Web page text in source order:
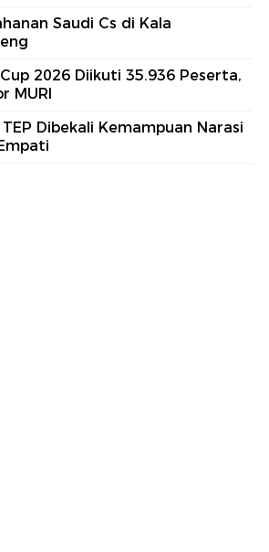
Saudi Cs di Kala
2026 Diikuti 35.936 Peserta,
MURI
Dibekali Kemampuan Narasi